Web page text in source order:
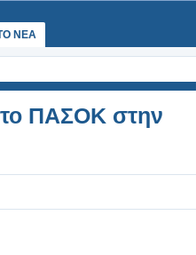
NEA
το ΠΑΣΟΚ στην